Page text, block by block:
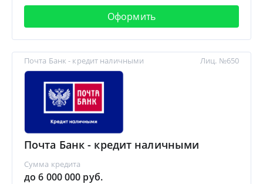
Оформить
Почта Банк - кредит наличными
Почта Банк - кредит наличными
Сумма кредита
до 6 000 000 руб.
Лиц. №650